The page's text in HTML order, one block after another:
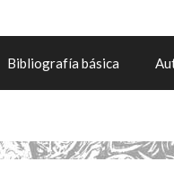
Bibliografía básica